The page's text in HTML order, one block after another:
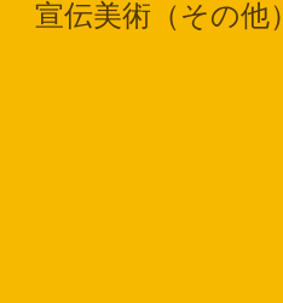
宣伝美術（その他）